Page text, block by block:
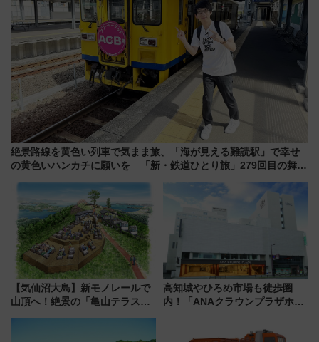
絶景路線を黄色い列車で気まま旅、「海が見える難読駅」で幸せ
の黄色いハンカチに願いを 「新・鉄道ひとり旅」279回目の舞台
【気仙沼大島】新モノレールで
山頂へ！絶景の「亀山テラス
高知城やひろめ市場も徒歩圏
内！「ANAクラウンプラザホテ